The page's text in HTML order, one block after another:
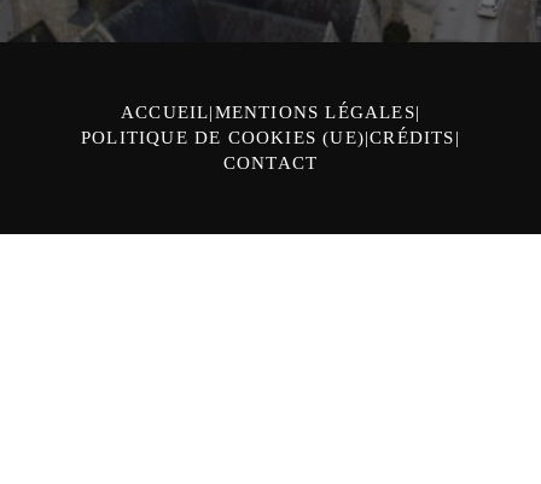
ACCUEIL MENTIONS LÉGALES
POLITIQUE DE COOKIES (UE) CRÉDITS
CONTACT